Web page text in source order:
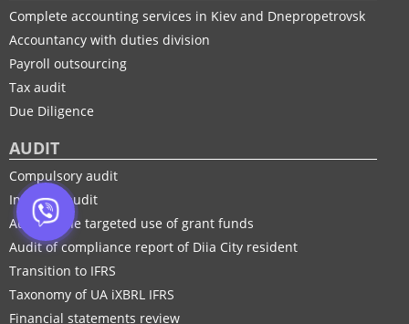
Complete accounting services in Kiev and Dnepropetrovsk
Accountancy with duties division
Payroll outsourcing
Tax audit
Due Diligence
AUDIT
Compulsory audit
Initiative audit
Audit of the targeted use of grant funds
Audit of compliance report of Diia City resident
Transition to IFRS
Taxonomy of UA іXBRL IFRS
Financial statements review